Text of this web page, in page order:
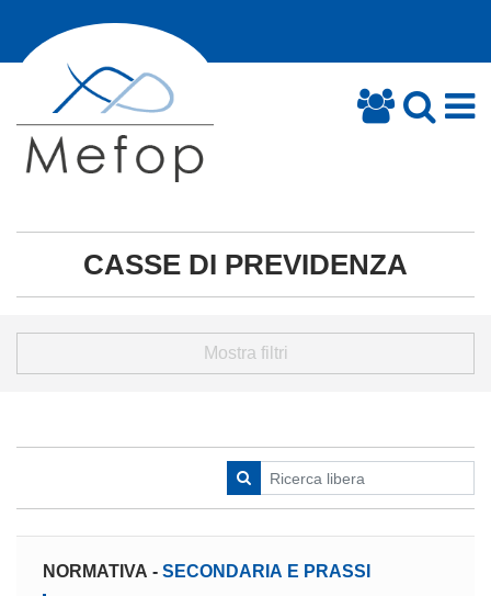
CASSE DI PREVIDENZA
Mostra filtri
NORMATIVA - SECONDARIA E PRASSI